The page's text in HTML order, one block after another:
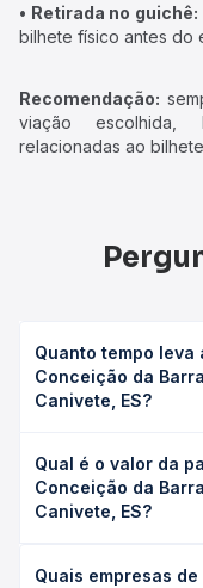
• Retirada no guichê:
bilhete físico antes do
Recomendação:
viação escolhida,
relacionadas ao
Quanto tempo leva
Conceição da
Canivete, ES?
Rodoviária para
podendo variar
(convencional,
Qual é o valor da
Conceição da
Canivete, ES?
ES - Rodoviária para
Quais empresas